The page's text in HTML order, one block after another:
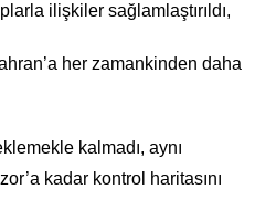
ilişkiler sağlamlaştırıldı,
her zamankinden daha
kalmadı, aynı
kadar kontrol haritasını